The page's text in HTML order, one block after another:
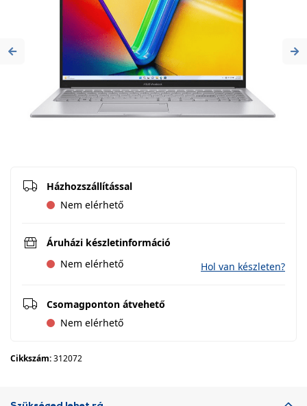
Previous
Házhozszállítással
Nem elérhető
Áruházi készletinformáció
Nem elérhető
Hol van készleten?
Csomagponton átvehető
Nem elérhető
Cikkszám:312072